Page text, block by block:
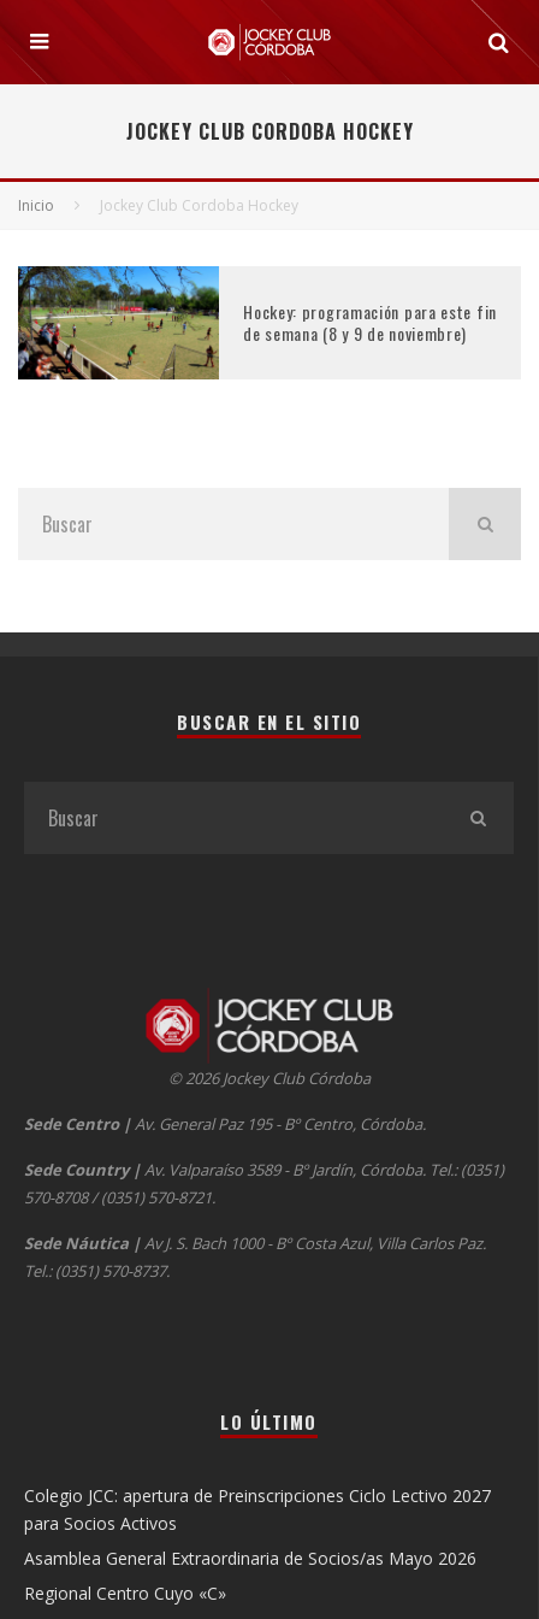
JOCKEY CLUB CORDOBA HOCKEY
Inicio Jockey Club Cordoba Hockey
Hockey: programación para este fin
de semana (8 y 9 de noviembre)
BUSCAR EN EL SITIO
© 2026 Jockey Club Córdoba
Sede Centro |Av. General Paz 195 - Bº Centro, Córdoba.
Sede Country |Av. Valparaíso 3589 - Bº Jardín, Córdoba. Tel.: (0351)
570-8708 / (0351) 570-8721.
Sede Náutica |Av J. S. Bach 1000 - Bº Costa Azul, Villa Carlos Paz.
Tel.: (0351) 570-8737.
LO ÚLTIMO
Colegio JCC: apertura de Preinscripciones Ciclo Lectivo 2027
para Socios Activos
Asamblea General Extraordinaria de Socios/as Mayo 2026
Regional Centro Cuyo «C»